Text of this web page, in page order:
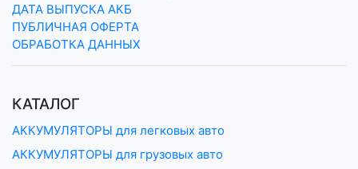
ДАТА ВЫПУСКА АКБ
ПУБЛИЧНАЯ ОФЕРТА
ОБРАБОТКА ДАННЫХ
КАТАЛОГ
АККУМУЛЯТОРЫ для легковых авто
АККУМУЛЯТОРЫ для грузовых авто